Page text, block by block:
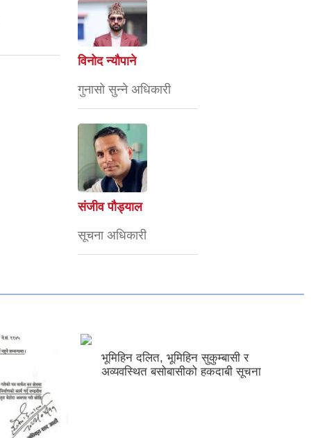
विनोद न्यौपाने
गुनासो सुन्ने अधिकारी
संजीव पौड्याल
सूचना अधिकारी
दलित, भूमिहिन सुकुम्बासी र
बसोबासीको हकदाबी सूचना